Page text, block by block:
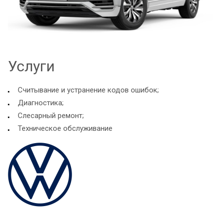
Услуги
Считывание и устранение кодов ошибок;
Диагностика;
Слесарный ремонт;
Техническое обслуживание